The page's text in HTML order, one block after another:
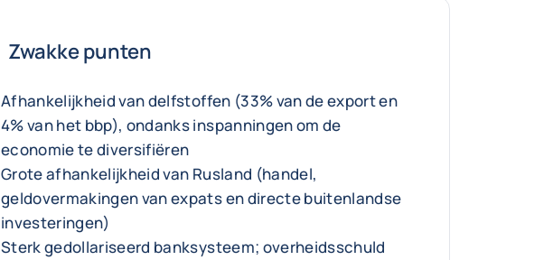
Zwakke punten
Afhankelijkheid van delfstoffen (33% van de export en
4% van het bbp), ondanks inspanningen om de
economie te diversifiëren
Grote afhankelijkheid van Rusland (handel,
geldovermakingen van expats en directe buitenlandse
investeringen)
Sterk gedollariseerd banksysteem; overheidsschuld